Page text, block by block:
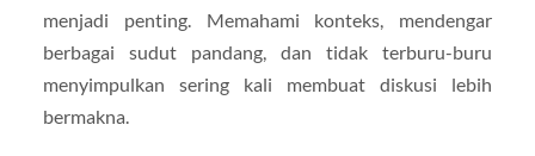
menjadi penting. Memahami konteks, mendengar
berbagai sudut pandang, dan tidak terburu-buru
menyimpulkan sering kali membuat diskusi lebih
bermakna.